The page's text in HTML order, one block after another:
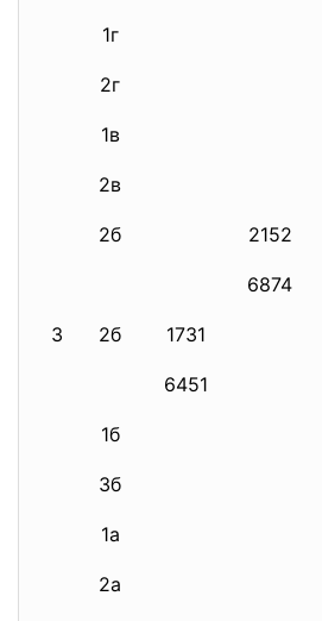
1г
2г
1в
2в
2б 2152
6874
3 2б
1731
6451
1б
3б
1а
2а